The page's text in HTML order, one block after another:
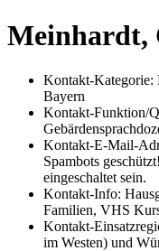
Meinhardt,
Kontakt-Kategorie:
Bayern
Kontakt-Funktion/
Kontakt-E-Mail-
Spambots
eingeschaltet sein.
Kontakt-Info:
Familien, VHS
Kontakt-
im Westen) und